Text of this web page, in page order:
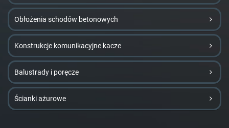
Obłożenia schodów betonowych
Konstrukcje komunikacyjne kacze
Balustrady i poręcze
Ścianki ażurowe